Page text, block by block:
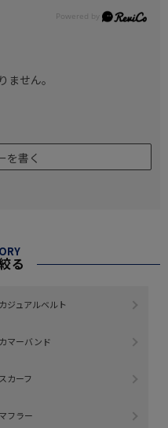
ません。
を書く
る
カジュアルベルト
カマーバンド
スカーフ
マフラー